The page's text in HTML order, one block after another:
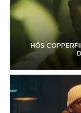
HÖS